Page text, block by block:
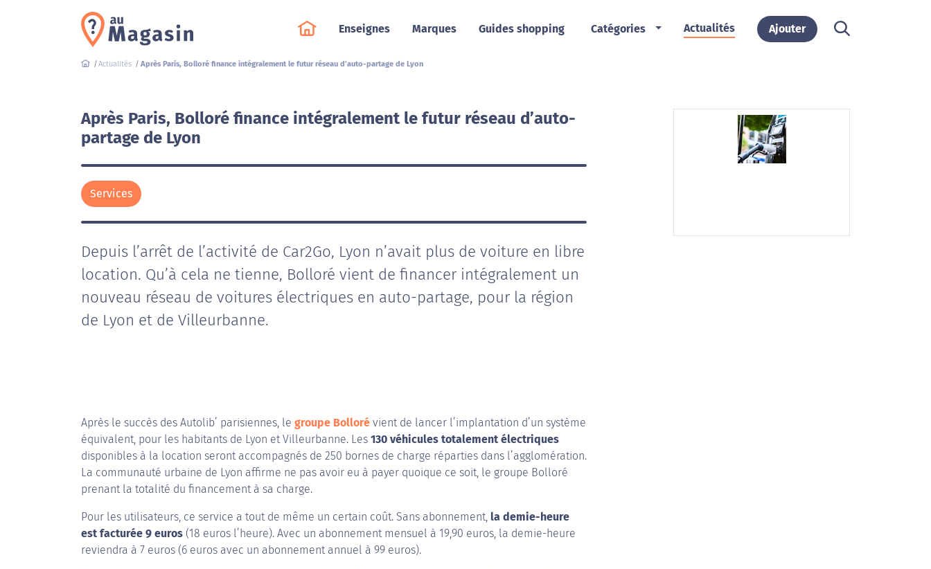
Enseignes Marques Guides shopping Catégories Actualités Ajouter
Actualités Après Paris, Bolloré finance intégralement le futur réseau d’auto-partage de Lyon
Après Paris, Bolloré finance intégralement le futur réseau d’auto-
partage de Lyon
Services
Depuis l’arrêt de l’activité de Car2Go, Lyon n’avait plus de voiture en libre
location. Qu’à cela ne tienne, Bolloré vient de financer intégralement un
nouveau réseau de voitures électriques en auto-partage, pour la région
de Lyon et de Villeurbanne.
Après le succès des Autolib’ parisiennes, le groupe Bolloré vient de lancer l’implantation d’un système
équivalent, pour les habitants de Lyon et Villeurbanne. Les 130 véhicules totalement électriques
disponibles à la location seront accompagnés de 250 bornes de charge réparties dans l’agglomération.
La communauté urbaine de Lyon affirme ne pas avoir eu à payer quoique ce soit, le groupe Bolloré
prenant la totalité du financement à sa charge.
Pour les utilisateurs, ce service a tout de même un certain coût. Sans abonnement, la demie-heure
est facturée 9 euros (18 euros l’heure). Avec un abonnement mensuel à 19,90 euros, la demie-heure
reviendra à 7 euros (6 euros avec un abonnement annuel à 99 euros).